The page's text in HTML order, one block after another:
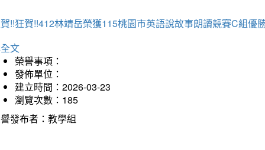
!!狂賀!!412林靖岳榮獲115桃園市英語說故事朗讀競賽C組優
文
榮譽事項：
發佈單位：
建立時間：2026-03-23
瀏覽次數：185
發布者：教學組